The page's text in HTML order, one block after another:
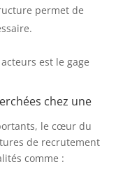
permet de
est le gage
chez une
le cœur du
de recrutement
comme :